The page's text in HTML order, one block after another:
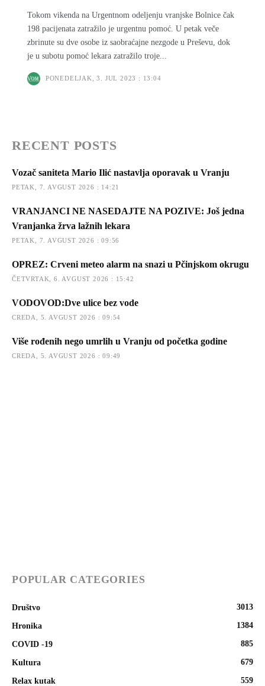
Tokom vikenda na Urgentnom odeljenju vranjske Bolnice čak
198 pacijenata zatražilo je urgentnu pomoć. U petak veče
zbrinute su dve osobe iz saobraćajne nezgode u Preševu, dok
je u subotu pomoć lekara zatražilo troje...
PONEDELJAK, 3. JUL 2023 : 13:04
RECENT POSTS
Vozač saniteta Mario Ilić nastavlja oporavak u Vranju
PETAK, 7. AVGUST 2026 : 14:21
VRANJANCI NE NASEDAJTE NA POZIVE: Još jedna
Vranjanka žrva lažnih lekara
PETAK, 7. AVGUST 2026 : 09:56
OPREZ: Crveni meteo alarm na snazi u Pčinjskom okrugu
ČETVRTAK, 6. AVGUST 2026 : 15:42
VODOVOD:Dve ulice bez vode
CREDA, 5. AVGUST 2026 : 09:54
Više rođenih nego umrlih u Vranju od početka godine
CREDA, 5. AVGUST 2026 : 09:49
POPULAR CATEGORIES
Društvo 3013
Hronika 1384
COVID -19 885
Kultura 679
Relax kutak 559